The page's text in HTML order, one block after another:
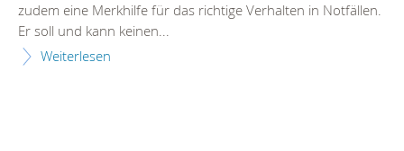
zudem eine Merkhilfe für das richtige Verhalten in Notfällen.
Er soll und kann keinen...
Weiterlesen